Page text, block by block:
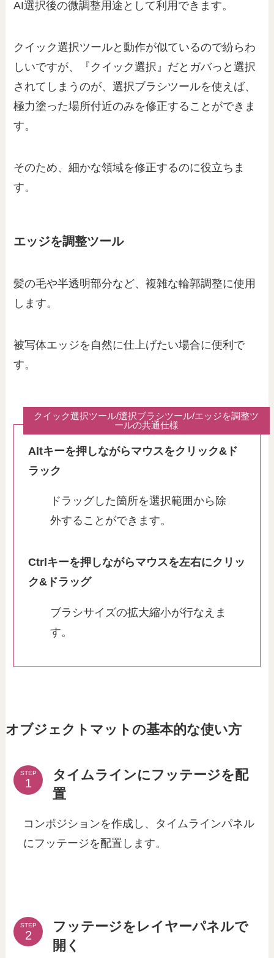
AI選択後の微調整用途として利用できます。
クイック選択ツールと動作が似ているので紛らわ
しいですが、『クイック選択』だとガバっと選択
されてしまうのが、選択ブラシツールを使えば、
極力塗った場所付近のみを修正することができま
す。
そのため、細かな領域を修正するのに役立ちま
す。
エッジを調整ツール
髪の毛や半透明部分など、複雑な輪郭調整に使用
します。
被写体エッジを自然に仕上げたい場合に便利で
す。
クイック選択ツール/選択ブラシツール/エッジを調整ツ
ールの共通仕様
Altキーを押しながらマウスをクリック&ド
ラック
ドラッグした箇所を選択範囲から除
外することができます。
Ctrlキーを押しながらマウスを左右にクリッ
ク&ドラッグ
ブラシサイズの拡大縮小が行なえま
す。
オブジェクトマットの基本的な使い方
STEP
タイムラインにフッテージを配
置
コンポジションを作成し、タイムラインパネル
にフッテージを配置します。
STEP
フッテージをレイヤーパネルで
開く